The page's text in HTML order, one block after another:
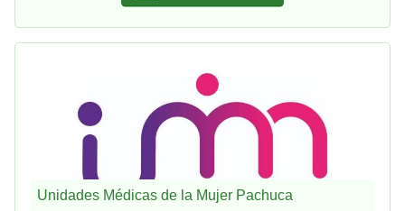
Unidades Médicas de la Mujer Pachuca